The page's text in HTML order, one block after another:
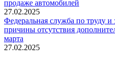
продаже автомобилей
27.02.2025
Федеральная служба по труду и
причины отсутствия
марта
27.02.2025